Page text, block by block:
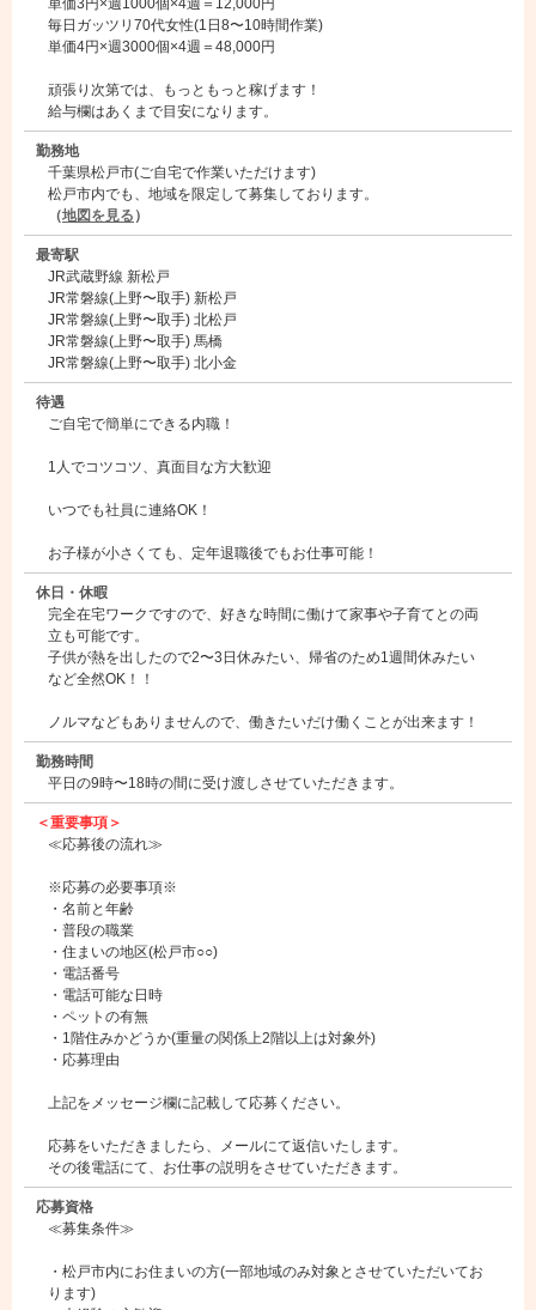
単価3円×週1000個×4週＝12,000円
毎日ガッツリ70代女性(1日8〜10時間作業)
単価4円×週3000個×4週＝48,000円
頑張り次第では、もっともっと稼げます！
給与欄はあくまで目安になります。
勤務地
千葉県松戸市(ご自宅で作業いただけます)
松戸市内でも、地域を限定して募集しております。
（地図を見る ）
最寄駅
JR武蔵野線 新松戸
JR常磐線(上野〜取手) 新松戸
JR常磐線(上野〜取手) 北松戸
JR常磐線(上野〜取手) 馬橋
JR常磐線(上野〜取手) 北小金
待遇
ご自宅で簡単にできる内職！
1人でコツコツ、真面目な方大歓迎
いつでも社員に連絡OK！
お子様が小さくても、定年退職後でもお仕事可能！
休日・休暇
完全在宅ワークですので、好きな時間に働けて家事や子育てとの両
立も可能です。
子供が熱を出したので2〜3日休みたい、帰省のため1週間休みたい
など全然OK！！
ノルマなどもありませんので、働きたいだけ働くことが出来ます！
勤務時間
平日の9時〜18時の間に受け渡しさせていただきます。
＜重要事項＞
≪応募後の流れ≫
※応募の必要事項※
・名前と年齢
・普段の職業
・住まいの地区(松戸市○○)
・電話番号
・電話可能な日時
・ペットの有無
・1階住みかどうか(重量の関係上2階以上は対象外)
・応募理由
上記をメッセージ欄に記載して応募ください。
応募をいただきましたら、メールにて返信いたします。
その後電話にて、お仕事の説明をさせていただきます。
応募資格
≪募集条件≫
・松戸市内にお住まいの方(一部地域のみ対象とさせていただいてお
ります)